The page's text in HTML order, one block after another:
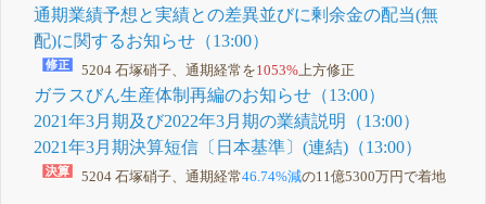
通期業績予想と実績との差異並びに剰余金の配当(無
配)に関するお知らせ（13:00）
5204 石塚硝子、通期経常を1053%上方修正
ガラスびん生産体制再編のお知らせ（13:00）
2021年3月期及び2022年3月期の業績説明（13:00）
2021年3月期決算短信〔日本基準〕(連結)（13:00）
5204 石塚硝子、通期経常46.74%減の11億5300万円で着地